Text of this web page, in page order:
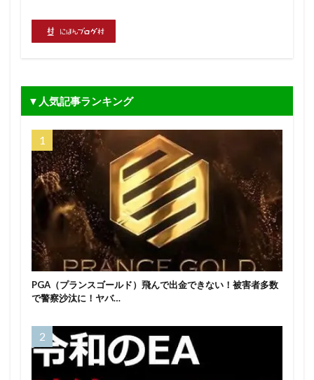
▼人気記事ランキング
PGA（プランスゴールド）飛んで出金できない！被害者多数
で警察沙汰に！ヤバ…